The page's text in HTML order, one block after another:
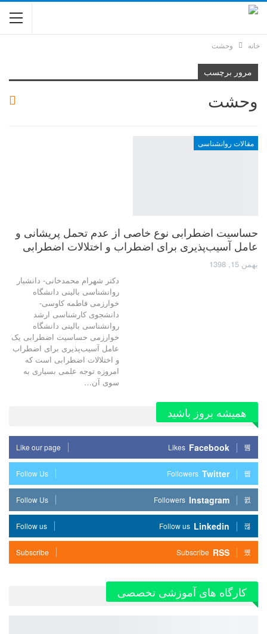
خانه وحشت
مرور برچسب
وحشت
مقالات روانشناسی
حساسیت اضطرابی نوع خاصی از عدم تحمل پریشانی و
عامل آسیب‌پذیری برای اضطراب و اختلالات اضطرابی
بهمن 15, 1398
دکتر شهرام محمدخانی- دانشیار
روانشناسی بالینی دانشگاه
خوارزمی فاطمه کاوسی-
دانشجوی کارشناسی ارشد
روانشناسی بالینی دانشگاه
خوارزمی حساسیت اضطرابی یک
عامل آسیب‌پذیری برای اضطراب
و اختلالات اضطرابی است که
امروزه توجه علمی بسیاری به
سوی آن…
همیشه بروز باشید
Facebook
Likes
Like our page
Twitter
Followers
Follow Us
Instagram
Followers
Follow Us
Linkedin
Follow us
Follow us
RSS
Subscribe
Subscribe
کارگاه های آموزشی تخصصی